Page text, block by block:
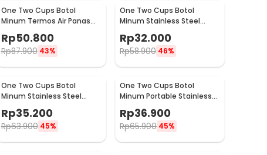
One Two Cups Botol
Minum Termos Air Panas
Dingin with Cup Head
500ml - SUS304
Rp50.800
Rp87.900 43%
One Two Cups Botol
Minum Stainless Steel
Portable with Carabiner
750ml - GBD
Rp32.000
Rp58.900 46%
One Two Cups Botol
Minum Stainless Steel
Water Bottle 300ml -
YM006
Rp35.200
Rp63.900 45%
One Two Cups Botol
Minum Portable Stainless
Steel 750ml - YM006
Rp36.900
Rp65.900 45%